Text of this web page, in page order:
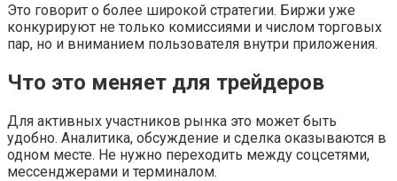
Это говорит о более широкой стратегии. Биржи уже
конкурируют не только комиссиями и числом торговых
пар, но и вниманием пользователя внутри приложения.
Что это меняет для трейдеров
Для активных участников рынка это может быть
удобно. Аналитика, обсуждение и сделка оказываются в
одном месте. Не нужно переходить между соцсетями,
мессенджерами и терминалом.